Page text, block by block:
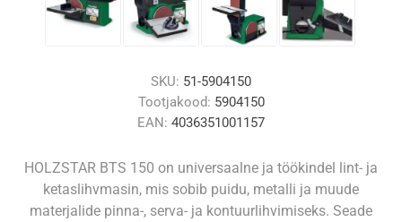
SKU: 51-5904150
Tootjakood: 5904150
EAN: 4036351001157
HOLZSTAR BTS 150 on universaalne ja töökindel lint‑ ja
ketaslihvmasin, mis sobib puidu, metalli ja muude
materjalide pinna-, serva- ja kontuurlihvimiseks. Seade